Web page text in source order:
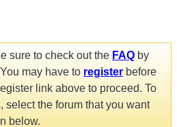
sure to check out the FAQ by
may have to register before
link above to proceed. To
select the forum that you want
below.